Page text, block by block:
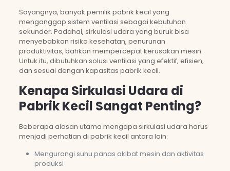
Sayangnya, banyak pemilik pabrik kecil yang
menganggap sistem ventilasi sebagai kebutuhan
sekunder. Padahal, sirkulasi udara yang buruk bisa
menyebabkan risiko kesehatan, penurunan
produktivitas, bahkan mempercepat kerusakan mesin.
Untuk itu, dibutuhkan solusi ventilasi yang efektif, efisien,
dan sesuai dengan kapasitas pabrik kecil.
Kenapa Sirkulasi Udara di
Pabrik Kecil Sangat Penting?
Beberapa alasan utama mengapa sirkulasi udara harus
menjadi perhatian di pabrik kecil antara lain:
Mengurangi suhu panas akibat mesin dan aktivitas
produksi